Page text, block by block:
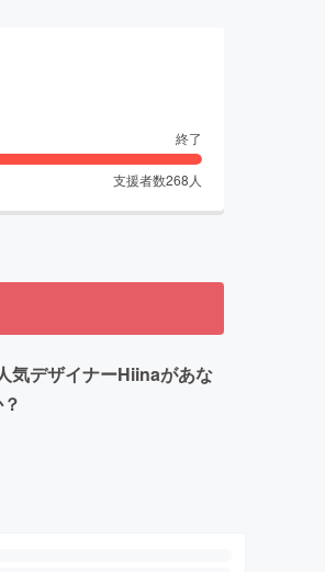
終了
支援者数268 人
気デザイナーHiinaがあな